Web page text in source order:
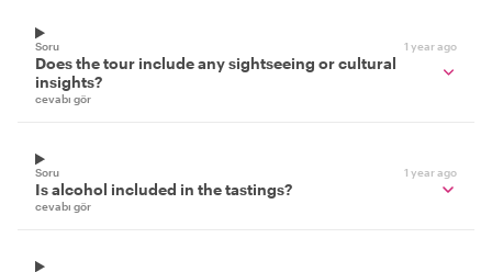
Soru 1 year ago
Does the tour include any sightseeing or cultural
insights?
cevabı gör
Soru 1 year ago
Is alcohol included in the tastings?
cevabı gör